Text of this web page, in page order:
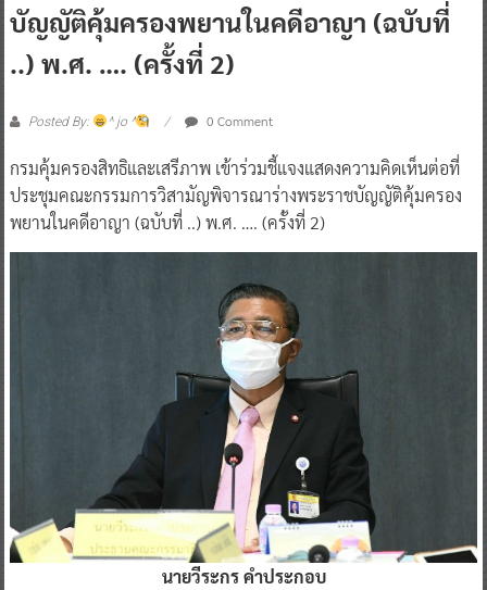
บัญญัติคุ้มครองพยานในคดีอาญา (ฉบับที่
..) พ.ศ. …. (ครั้งที่ 2)
Posted By: ^ jo ^ 0 Comment
กรมคุ้มครองสิทธิและเสรีภาพ เข้าร่วมชี้แจงแสดงความคิดเห็นต่อที่
ประชุมคณะกรรมการวิสามัญพิจารณาร่างพระราชบัญญัติคุ้มครอง
พยานในคดีอาญา (ฉบับที่ ..) พ.ศ. …. (ครั้งที่ 2)
นายวีระกร คำประกอบ